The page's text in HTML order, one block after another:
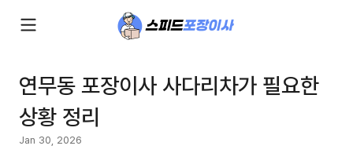
연무동 포장이사 사다리차가 필요한
상황 정리
Jan 30, 2026